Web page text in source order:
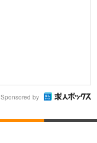
Sponsored by